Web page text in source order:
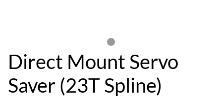
Direct Mount Servo
Saver (23T Spline)